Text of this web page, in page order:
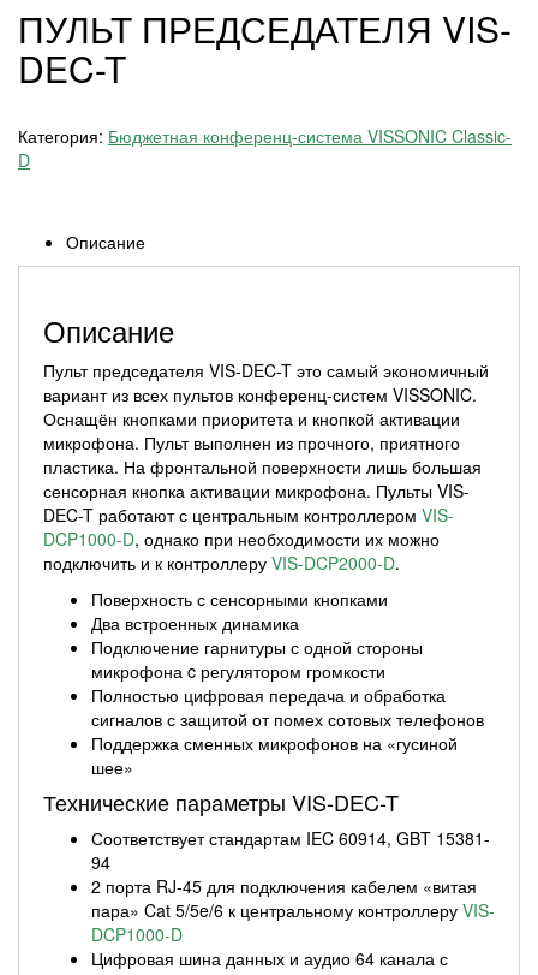
ПУЛЬТ ПРЕДСЕДАТЕЛЯ VIS-
DEC-T
Категория: Бюджетная конференц-система VISSONIC Classic-
D
Описание
Описание
Пульт председателя VIS-DEC-T это самый экономичный
вариант из всех пультов конференц-систем VISSONIC.
Оснащён кнопками приоритета и кнопкой активации
микрофона. Пульт выполнен из прочного, приятного
пластика. На фронтальной поверхности лишь большая
сенсорная кнопка активации микрофона. Пульты VIS-
DEC-T работают с центральным контроллером VIS-
DCP1000-D, однако при необходимости их можно
подключить и к контроллеру VIS-DCP2000-D.
Поверхность с сенсорными кнопками
Два встроенных динамика
Подключение гарнитуры с одной стороны
микрофона c регулятором громкости
Полностью цифровая передача и обработка
сигналов с защитой от помех сотовых телефонов
Поддержка сменных микрофонов на «гусиной
шее»
Технические параметры VIS-DEC-T
Соответствует стандартам IEC 60914, GBT 15381-
94
2 порта RJ-45 для подключения кабелем «витая
пара» Cat 5/5e/6 к центральному контроллеру VIS-
DCP1000-D
Цифровая шина данных и аудио 64 канала с